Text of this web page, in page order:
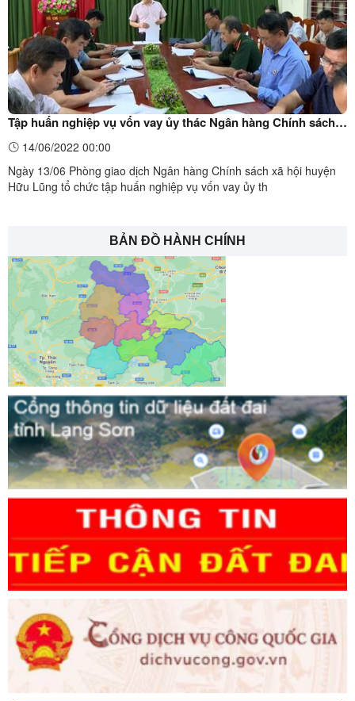
Tập huấn nghiệp vụ vốn vay ủy thác Ngân hàng Chính sách
xã hội14/06/2022 00:00
Ngày 13/06 Phòng giao dịch Ngân hàng Chính sách xã hội huyện
Hữu Lũng tổ chức tập huấn nghiệp vụ vốn vay ủy th
BẢN ĐỒ HÀNH CHÍNH